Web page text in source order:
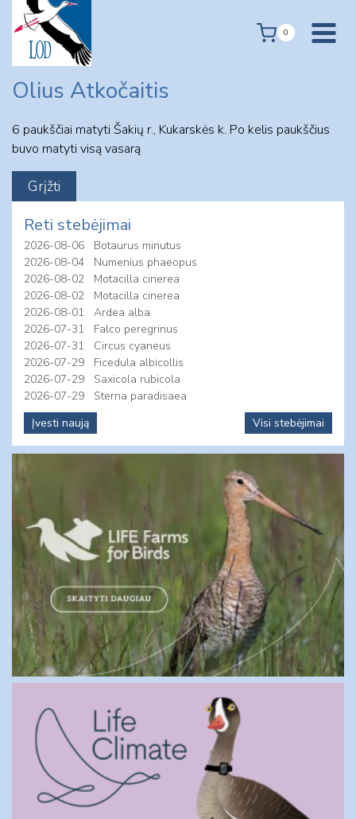
content
0
Olius Atkočaitis
6 paukščiai matyti Šakių r., Kukarskės k. Po kelis paukščius
buvo matyti visą vasarą
Reti stebėjimai
2026-08-06
Botaurus minutus
2026-08-04
Numenius phaeopus
2026-08-02
Motacilla cinerea
2026-08-02
Motacilla cinerea
2026-08-01
Ardea alba
2026-07-31
Falco peregrinus
2026-07-31
Circus cyaneus
2026-07-29
Ficedula albicollis
2026-07-29
Saxicola rubicola
2026-07-29
Sterna paradisaea
Įvesti naują
Visi stebėjimai